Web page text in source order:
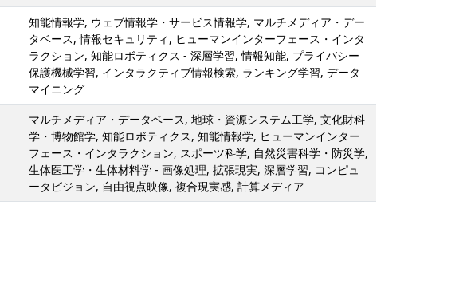
知能情報学, ウェブ情報学・サービス情報学, マルチメディア・デー
タベース, 情報セキュリティ, ヒューマンインターフェース・インタ
ラクション, 知能ロボティクス - 深層学習, 情報知能, プライバシー
保護機械学習, インタラクティブ情報検索, ランキング学習, データ
マイニング
マルチメディア・データベース, 地球・資源システム工学, 文化財科
学・博物館学, 知能ロボティクス, 知能情報学, ヒューマンインター
フェース・インタラクション, スポーツ科学, 自然災害科学・防災学,
生体医工学・生体材料学 - 画像処理, 拡張現実, 深層学習, コンピュ
ータビジョン, 自由視点映像, 複合現実感, 計算メディア